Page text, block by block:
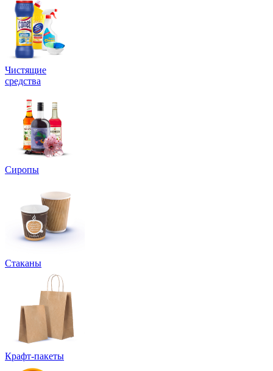
Чистящие
средства
Сиропы
Стаканы
Крафт-пакеты